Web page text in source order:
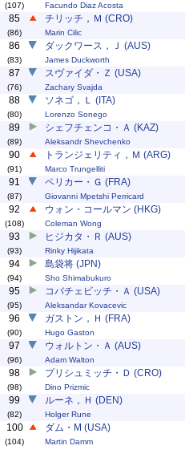
(107) Facundo Diaz Acosta
85
(86)
チリッチ，Ｍ (CRO)
Marin Cilic
86
(83)
ダックワース，Ｊ (AUS)
James Duckworth
87
(76)
スヴァイダ・Ｚ (USA)
Zachary Svajda
88
(80)
ソネゴ，Ｌ (ITA)
Lorenzo Sonego
89
(89)
シェフチェンコ・Ａ (KAZ)
Aleksandr Shevchenko
90
(91)
トランジェリティ，Ｍ (ARG)
Marco Trungelliti
91
(87)
ペリカー・Ｇ (FRA)
Giovanni Mpetshi Perricard
92
(108)
ウォン・コールマン (HKG)
Coleman Wong
93
(93)
ヒジカタ・Ｒ (AUS)
Rinky Hijikata
94
(94)
島袋将 (JPN)
Sho Shimabukuro
95
(95)
コバチェビッチ・Ａ (USA)
Aleksandar Kovacevic
96
(90)
ガストン，Ｈ (FRA)
Hugo Gaston
97
(96)
ウォルトン・Ａ (AUS)
Adam Walton
98
(98)
プリシュミッチ・Ｄ (CRO)
Dino Prizmic
99
(82)
ルーネ，Ｈ (DEN)
Holger Rune
100
(104)
ダム・M (USA)
Martin Damm